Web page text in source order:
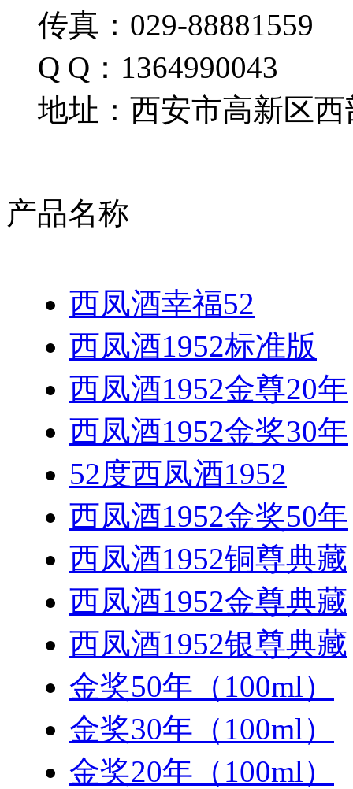
传真：029-88881559
Q Q：1364990043
地址：西安市高新区西
产品名称
西凤酒幸福52
西凤酒1952标准版
西凤酒1952金尊20年
西凤酒1952金奖30年
52度西凤酒1952
西凤酒1952金奖50年
西凤酒1952铜尊典藏
西凤酒1952金尊典藏
西凤酒1952银尊典藏
金奖50年（100ml）
金奖30年（100ml）
金奖20年（100ml）